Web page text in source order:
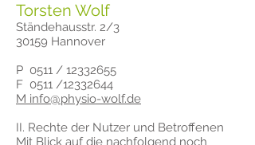
Torsten Wolf
Ständehausstr. 2/3
30159 Hannover
P 0511 / 12332655
F 0511 /12332644
M info@physio-wolf.de
II. Rechte der Nutzer und Betroffenen
Mit Blick auf die nachfolgend noch